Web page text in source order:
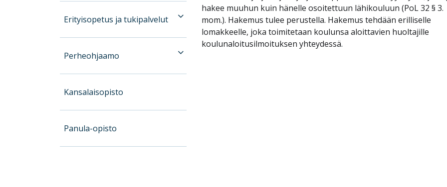
Erityisopetus ja tukipalvelut
Perheohjaamo
Kansalaisopisto
Panula-opisto
hakee muuhun kuin hänelle osoitettuun lähikouluun (PoL 32 § 3.
mom.). Hakemus tulee perustella. Hakemus tehdään erilliselle
lomakkeelle, joka toimitetaan koulunsa aloittavien huoltajille
koulunaloitusilmoituksen yhteydessä.